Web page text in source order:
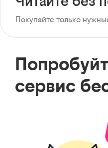
Покупайте только
сервис